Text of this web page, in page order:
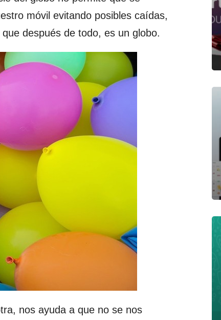
móvil evitando posibles caídas,
después de todo, es un globo.
nos ayuda a que no se nos